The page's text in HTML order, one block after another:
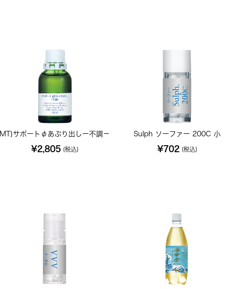
MT)サポートφあぶり出しー不調－
¥2,805 (税込)
Sulph ソーファー 200C 小
¥702 (税込)